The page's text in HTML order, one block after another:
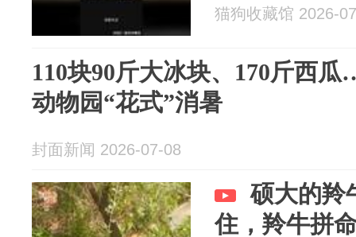
猫狗收藏馆 2026-
110块90斤大冰块、170斤西
动物园“花式”消暑
封面新闻 2026-07-08
硕大的羚
住，羚牛拼